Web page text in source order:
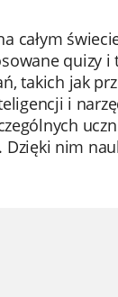
całym
quizy i
takich jak
i
nim